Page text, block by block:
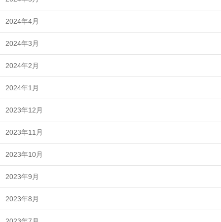
2024年4月
2024年3月
2024年2月
2024年1月
2023年12月
2023年11月
2023年10月
2023年9月
2023年8月